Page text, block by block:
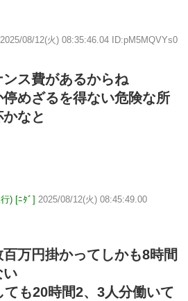
2025/08/12(火) 08:35:46.04 ID:pM5MQVYs0
ス費があるからね
停めざるを得ない危険な所
なと
) [ﾆﾀﾞ] 2025/08/12(火) 08:45:49.00
万円掛かってしかも8時間
い
も20時間2、3人分働いて